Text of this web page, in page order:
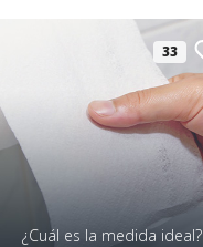
33
¿Cuál es la medida ideal?